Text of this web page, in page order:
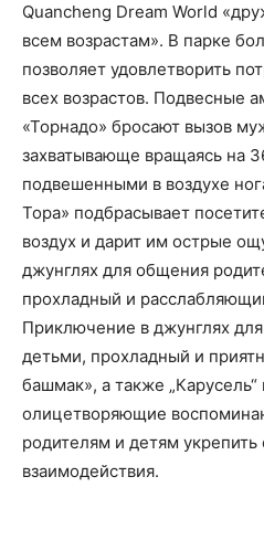
Quancheng Dream World
всем возрастам». В парке
позволяет удовлетворить
всех возрастов. Подвесные
«Торнадо» бросают вызов
захватывающе вращаясь на
подвешенными в воздухе
Тора» подбрасывает
воздух и дарит им острые
джунглях для общения
прохладный и
Приключение в джунглях
детьми, прохладный и
башмак», а также
олицетворяющие
родителям и детям
взаимодействия.